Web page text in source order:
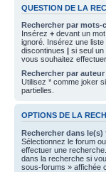
QUESTION DE LA
Rechercher par mots-
Insérez + devant un
ignoré. Insérez une
discontinues | si seul un
vous souhaitez
Rechercher par auteur
Utilisez * comme joker
partielles.
OPTIONS DE LA
Rechercher dans le(s)
Sélectionnez le forum
effectuer une
dans la recherche si
sous-forums » affichée